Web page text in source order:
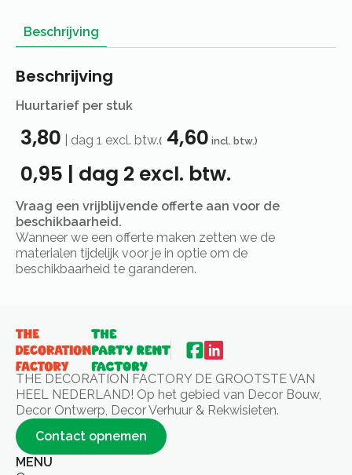
Beschrijving
Beschrijving
Huurtarief per stuk
3,80 dag 1 excl. btw.( 4,60 incl. btw.)
0,95 | dag 2 excl. btw.
Vraag een vrijblijvende offerte aan voor de
beschikbaarheid.
Wanneer we een offerte maken zetten we de
materialen tijdelijk voor je in optie om de
beschikbaarheid te garanderen.
THE DECORATION FACTORY DE GROOTSTE VAN
HEEL NEDERLAND! Op het gebied van Decor Bouw,
Decor Ontwerp, Decor Verhuur & Rekwisieten.
Contact opnemen
MENU